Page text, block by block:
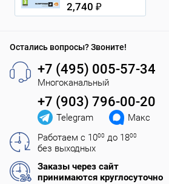
2,740 ₽
Остались вопросы? Звоните!
+7 (495) 005-57-34
Многоканальный
+7 (903) 796-00-20
Telegram
Макс
Работаем с 1000 до 1800
без выходных
Заказы через сайт
принимаются круглосуточно